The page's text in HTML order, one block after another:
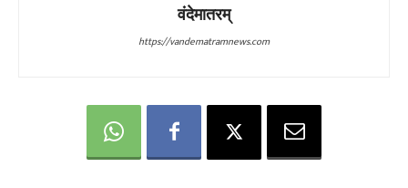
वंदेमातरम्
https://vandematramnews.com